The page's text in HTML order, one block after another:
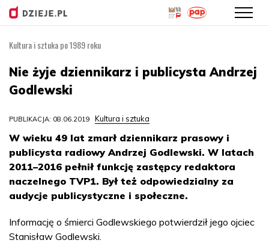
treści
Kultura i sztuka po 1989 roku
Nie żyje dziennikarz i publicysta Andrzej
Godlewski
PUBLIKACJA: 08.06.2019 Kultura i sztuka
W wieku 49 lat zmarł dziennikarz prasowy i
publicysta radiowy Andrzej Godlewski. W latach
2011–2016 pełnił funkcję zastępcy redaktora
naczelnego TVP1. Był też odpowiedzialny za
audycje publicystyczne i społeczne.
Informację o śmierci Godlewskiego potwierdził jego ojciec
Stanisław Godlewski.